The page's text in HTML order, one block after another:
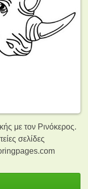
με τον Ρινόκερος.
σελίδες